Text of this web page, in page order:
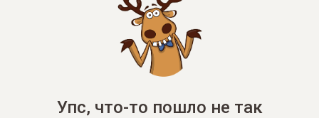
Упс, что-то пошло не так